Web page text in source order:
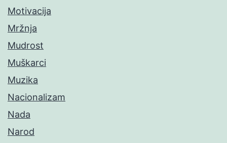
Motivacija
Mržnja
Mudrost
Muškarci
Muzika
Nacionalizam
Nada
Narod